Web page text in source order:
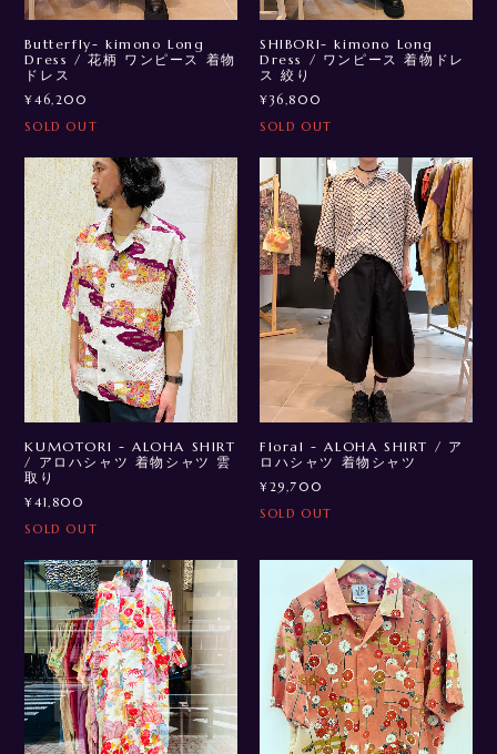
Butterfly- kimono Long
Dress / 花柄 ワンピース 着物
ドレス
¥46,200
SOLD OUT
SHIBORI- kimono Long
Dress / ワンピース 着物ドレ
ス 絞り
¥36,800
SOLD OUT
KUMOTORI - ALOHA SHIRT
/ アロハシャツ 着物シャツ 雲
取り
¥41,800
SOLD OUT
Floral - ALOHA SHIRT / ア
ロハシャツ 着物シャツ
¥29,700
SOLD OUT